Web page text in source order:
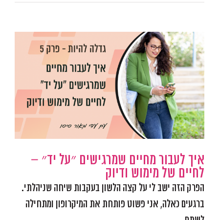
צפה
בתמונה
מוגדלת
איך לעבור מחיים שמרגישים ״על יד״ –
לחיים של מימוש ודיוק
הפרק הזה ישב לי על קצה הלשון בעקבות שיחה שניהלתי.
ברגעים כאלה, אני פשוט פותחת את המיקרופון ומתחילה